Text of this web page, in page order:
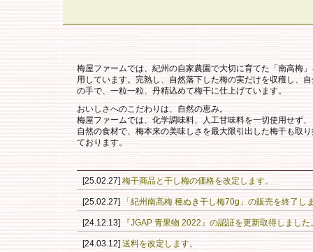
梅屋ファームでは、紀州の自家農園で大切に育てた「南高梅
用しています。完熟し、自然落下した梅の実だけを収穫し、
の手で、一粒一粒、丹精込めて梅干に仕上げています。
おいしさへのこだわりは、自然の恵み。
梅屋ファームでは、化学調味料、人工甘味料を一切使用せず、
自然の食材で、梅本来の美味しさを最大限引出した梅干も取
ております。
[25.02.27] 梅干商品と干し梅の価格を改定します。
[25.02.27] 「紀州南高梅 種ぬき干し梅70g」の販売を終了し
[24.12.13] 『JGAP 青果物 2022』の認証を更新取得しました
[24.03.12] 送料を改定します。